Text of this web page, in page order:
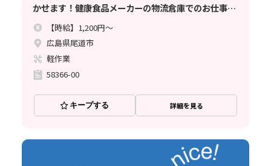
かせます！健康食品メーカーの物流倉庫でのお仕事
（軽作業）
【時給】1,200円～
広島県尾道市
軽作業
58366-00
キープする 詳細を見る